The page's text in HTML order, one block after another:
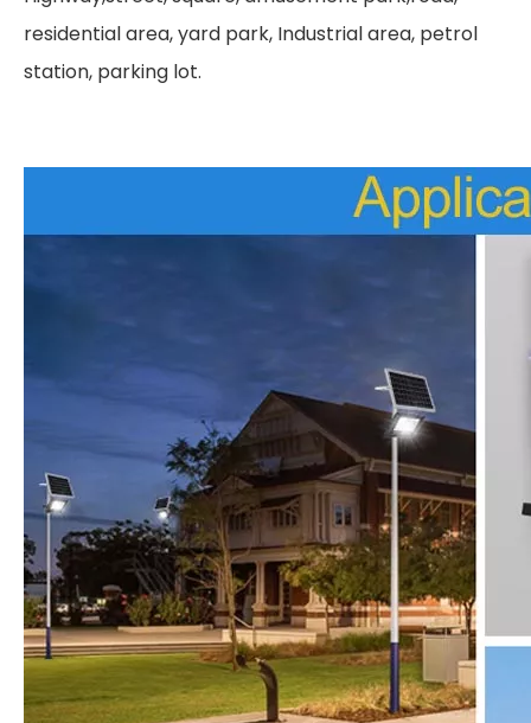
residential area, yard park, Industrial area, petrol
station, parking lot.